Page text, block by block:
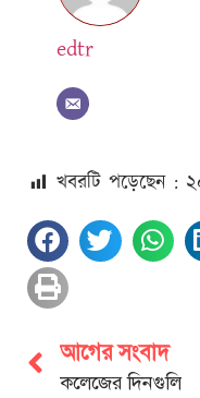
edtr
খবরটি পড়েছেন :
আগের সংবাদ
কলেজের দিনগুলি